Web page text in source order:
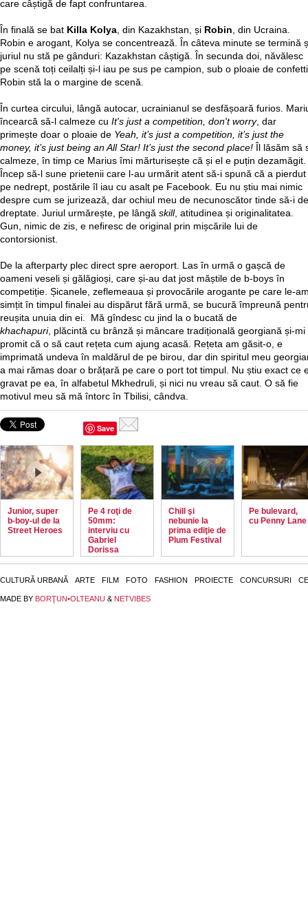
care câștigă de fapt confruntarea.
În finală se bat Killa Kolya, din Kazakhstan, și Robin, din Ucraina.
Robin e arogant, Kolya se concentrează. În câteva minute se termină
juriul nu stă pe gânduri: Kazakhstan câștigă. În secunda doi, năvălesc
pe scenă toți ceilalți și-l iau pe sus pe campion, sub o ploaie de
Robin stă la o margine de scenă.
În curtea circului, lângă autocar, ucrainianul se desfășoară furios.
încearcă să-l calmeze cu It's just a competition, don't worry, dar
primește doar o ploaie de Yeah, it’s just a competition, it’s just the
money, it’s just being an All Star! It’s just the second place!
Îl lăsăm să
calmeze, în timp ce Marius îmi mărturisește că și el e puțin dezamăgit.
Încep să-l sune prietenii care l-au urmărit atent să-i spună că a pierdut
pe nedrept, postările îl iau cu asalt pe Facebook. Eu nu știu mai nimic
despre cum se jurizează, dar ochiul meu de necunoscător tinde să-i
dreptate. Juriul urmărește, pe lângă skill, atitudinea și originalitatea.
Gun, nimic de zis, e nefiresc de original prin mișcările lui de
contorsionist.
De la afterparty plec direct spre aeroport. Las în urmă o gașcă de
oameni veseli și gălăgioși, care și-au dat jost măștile de b-boys în
competiție. Șicanele, zeflemeaua și provocările arogante pe care le-
simțit în timpul finalei au dispărut fără urmă, se bucură împreună
reușita unuia din ei. Mă gîndesc cu jind la o bucată de
khachapuri, plăcintă cu brânză și mâncare tradițională georgiană și-mi
promit că o să caut rețeta cum ajung acasă. Rețeta am găsit-o, e
imprimată undeva în maldărul de pe birou, dar din spiritul meu
a mai rămas doar o brățară pe care o port tot timpul. Nu știu exact ce
gravat pe ea, în alfabetul Mkhedruli, și nici nu vreau să caut. O să fie
motivul meu să mă întorc în Tbilisi, cândva.
Save
Junior, super
b-boy-ul de la
Street Heroes
Pe 4 roţi de
50mm:
interviu cu
Gabriel
Dorissa
Chill şi
nebunie la
prima ediţie de
Plum Festival
Pe bulevard,
cu Penny Lane
CULTURĂ URBANĂ ARTE FILM FOTO FASHION PROIECTE CONCURSURI
MADE BY BORŢUN•OLTEANU & NETVIBES